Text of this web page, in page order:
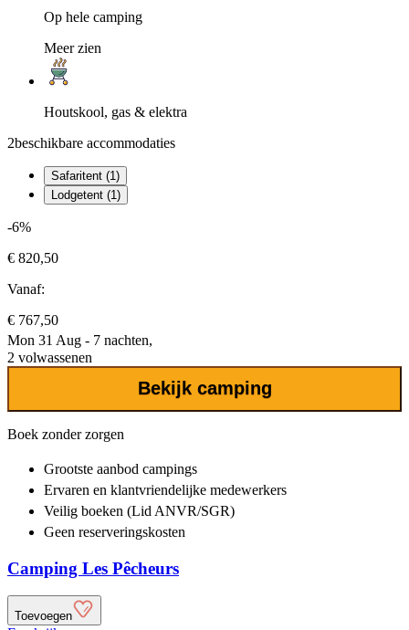
Op hele camping
Meer zien
Houtskool, gas & elektra
2beschikbare accommodaties
Safaritent (1)
Lodgetent (1)
-6%
€ 820,50
Vanaf:
€ 767,50
Mon 31 Aug - 7 nachten,
2 volwassenen
Bekijk camping
Boek zonder zorgen
Grootste aanbod campings
Ervaren en klantvriendelijke medewerkers
Veilig boeken (Lid ANVR/SGR)
Geen reserveringskosten
Camping Les Pêcheurs
Toevoegen